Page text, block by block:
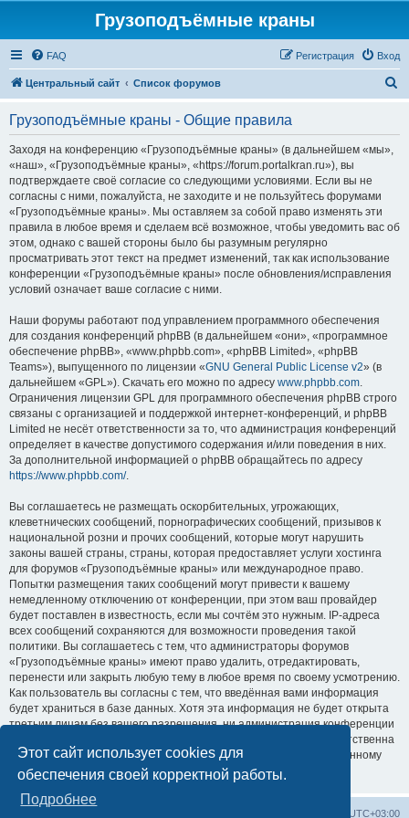
Этот сайт использует cookies для
обеспечения своей корректной работы.
Подробнее
Грузоподъёмные краны
FAQ Вход
Регистрация
Центральный сайт Список форумов
Грузоподъёмные краны - Общие правила
Заходя на конференцию «Грузоподъёмные краны» (в дальнейшем «мы»,
«наш», «Грузоподъёмные краны», «https://forum.portalkran.ru»), вы
подтверждаете своё согласие со следующими условиями. Если вы не
согласны с ними, пожалуйста, не заходите и не пользуйтесь форумами
«Грузоподъёмные краны». Мы оставляем за собой право изменять эти
правила в любое время и сделаем всё возможное, чтобы уведомить вас об
этом, однако с вашей стороны было бы разумным регулярно
просматривать этот текст на предмет изменений, так как использование
конференции «Грузоподъёмные краны» после обновления/исправления
условий означает ваше согласие с ними.
Наши форумы работают под управлением программного обеспечения
для создания конференций phpBB (в дальнейшем «они», «программное
обеспечение phpBB», «www.phpbb.com», «phpBB Limited», «phpBB
Teams»), выпущенного по лицензии «GNU General Public License v2» (в
дальнейшем «GPL»). Скачать его можно по адресу www.phpbb.com.
Ограничения лицензии GPL для программного обеспечения phpBB строго
связаны с организацией и поддержкой интернет-конференций, и phpBB
Limited не несёт ответственности за то, что администрация конференций
определяет в качестве допустимого содержания и/или поведения в них.
За дополнительной информацией о phpBB обращайтесь по адресу
https://www.phpbb.com/.
Вы соглашаетесь не размещать оскорбительных, угрожающих,
клеветнических сообщений, порнографических сообщений, призывов к
национальной розни и прочих сообщений, которые могут нарушить
законы вашей страны, страны, которая предоставляет услуги хостинга
для форумов «Грузоподъёмные краны» или международное право.
Попытки размещения таких сообщений могут привести к вашему
немедленному отключению от конференции, при этом ваш провайдер
будет поставлен в известность, если мы сочтём это нужным. IP-адреса
всех сообщений сохраняются для возможности проведения такой
политики. Вы соглашаетесь с тем, что администраторы форумов
«Грузоподъёмные краны» имеют право удалить, отредактировать,
перенести или закрыть любую тему в любое время по своему усмотрению.
Как пользователь вы согласны с тем, что введённая вами информация
будет храниться в базе данных. Хотя эта информация не будет открыта
третьим лицам без вашего разрешения, ни администрация конференции
«Грузоподъёмные краны», ни phpBB Limited не может быть ответственна
за действия хакеров, которые могут привести к несанкционированному
доступу к ней.
UTC+03:00